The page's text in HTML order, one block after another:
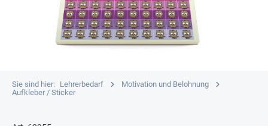
Sie sind hier: Lehrerbedarf
Motivation und Belohnung
Aufkleber / Sticker